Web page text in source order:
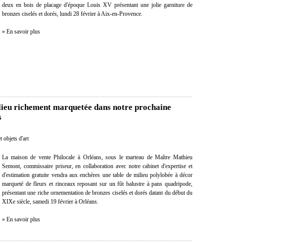
deux en bois de placage d'époque Louis XV présentant une jolie garniture de
bronzes ciselés et dorés, lundi 28 février à Aix-en-Provence.
» En savoir plus
richement marquetée dans notre prochaine
objets d'art
La maison de vente Philocale à Orléans, sous le marteau de Maître Mathieu
Semont, commissaire priseur, en collaboration avec notre cabinet d'expertise et
d'estimation gratuite vendra aux enchères une table de milieu polylobée à décor
marqueté de fleurs et rinceaux reposant sur un fût balustre à pans quadripode,
présentant une riche ornementation de bronzes ciselés et dorés datant du début du
XIXe siècle, samedi 19 février à Orléans.
» En savoir plus